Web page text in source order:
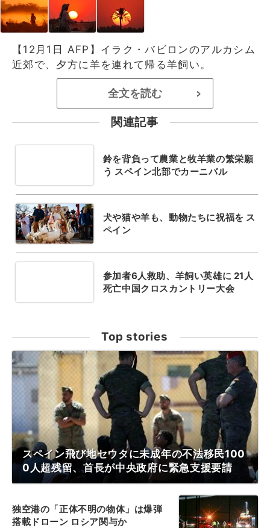
【12月1日 AFP】イラク・バビロンのアルカシム
近郊で、夕方に羊を連れて帰る羊飼い。
全文を読む >
関連記事
鈴を背負って農業と牧羊業の繁栄願
う スペイン北部でカーニバル
犬や猫や羊も、動物たちに祝福を ス
ペイン
参加者6人救助、羊飼い英雄に 21人
死亡中国クロスカントリー大会
Top stories
スペイン飛び地セウタに未成年の不法移民100
0人超残留、首長が中央政府に緊急支援要請
独空港の「正体不明の物体」は爆弾
搭載ドローン ロシア関与か